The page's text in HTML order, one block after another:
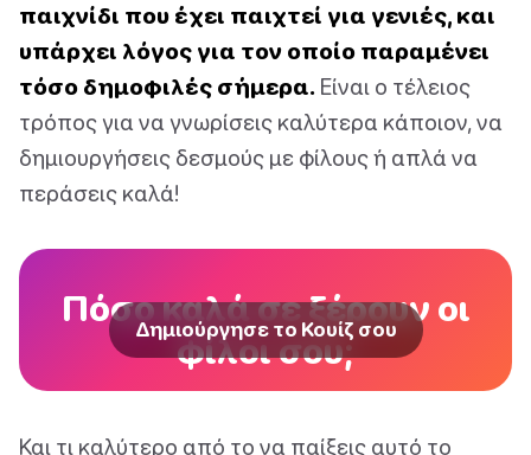
παιχνίδι που έχει παιχτεί για γενιές, και
υπάρχει λόγος για τον οποίο παραμένει
τόσο δημοφιλές σήμερα. Είναι ο τέλειος
τρόπος για να γνωρίσεις καλύτερα κάποιον, να
δημιουργήσεις δεσμούς με φίλους ή απλά να
περάσεις καλά!
Πόσο καλά σε ξέρουν οι
φίλοι σου;
Δημιούργησε το Κουίζ σου
Και τι καλύτερο από το να παίξεις αυτό το